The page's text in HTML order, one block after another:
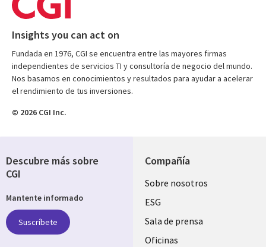
Insights you can act on
Fundada en 1976, CGI se encuentra entre las mayores firmas
independientes de servicios TI y consultoría de negocio del mundo.
Nos basamos en conocimientos y resultados para ayudar a acelerar
el rendimiento de tus inversiones.
© 2026 CGI Inc.
Compañía
Useful
links
SPAIN
Sobre nosotros
ESG
Sala de prensa
Oficinas
Descubre más sobre
CGI
Mantente informado
Suscríbete